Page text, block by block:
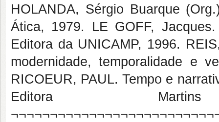
HOLANDA, Sérgio Buarque
Ática, 1979. LE GOFF,
Editora da UNICAMP, 1996.
modernidade, temporalidade e
RICOEUR, PAUL. Tempo e
Editora